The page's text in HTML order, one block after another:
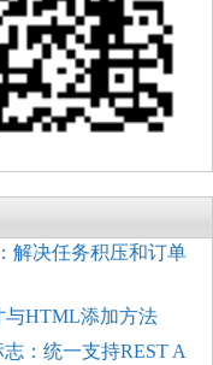
解决任务积压和订单
与HTML添加方法
志：统一支持REST A